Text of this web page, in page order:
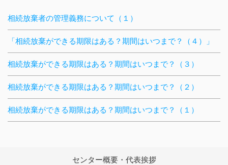
相続放棄者の管理義務について（１）
「相続放棄ができる期限はある？期間はいつまで？（４）」
相続放棄ができる期限はある？期間はいつまで？（３）
相続放棄ができる期限はある？期間はいつまで？（２）
相続放棄ができる期限はある？期間はいつまで？（１）
センター概要・代表挨拶